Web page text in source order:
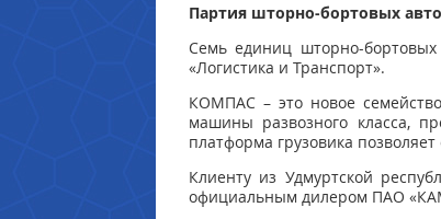
Партия шторно-бортовых
Семь единиц шторно-
«Логистика и Транспорт».
КОМПАС – это новое
машины развозного класса,
платформа грузовика
Клиенту из Удмуртской
официальным дилером ПАО